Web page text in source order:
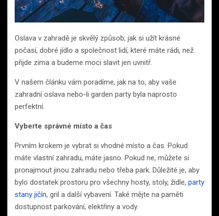
Oslava v zahradě je skvělý způsob, jak si užít krásné
počasí, dobré jídlo a společnost lidí, které máte rádi, než
přijde zima a budeme moci slavit jen uvnitř.
V našem článku vám poradíme, jak na to, aby vaše
zahradní oslava nebo-li garden party byla naprosto
perfektní.
Vyberte správné místo a čas
Prvním krokem je vybrat si vhodné místo a čas. Pokud
máte vlastní zahradu, máte jasno. Pokud ne, můžete si
pronajmout jinou zahradu nebo třeba park. Důležité je, aby
bylo dostatek prostoru pro všechny hosty, stoly, židle, party
stany jičín, gril a další vybavení. Také mějte na paměti
dostupnost parkování, elektřiny a vody.